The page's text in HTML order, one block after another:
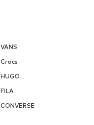
VANS
Crocs
HUGO
FILA
CONVERSE